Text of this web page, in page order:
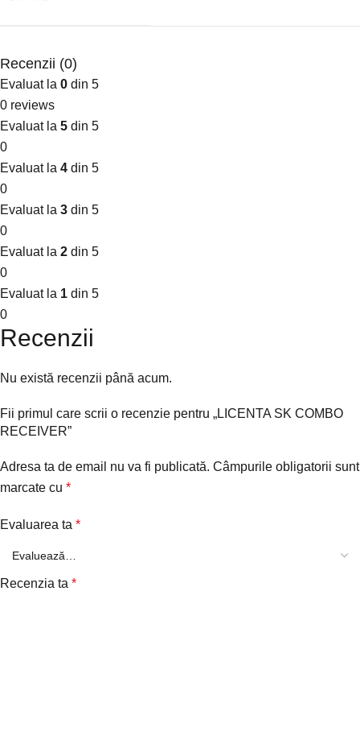
Recenzii (0)
Evaluat la 0 din 5
0 reviews
Evaluat la 5 din 5
0
Evaluat la 4 din 5
0
Evaluat la 3 din 5
0
Evaluat la 2 din 5
0
Evaluat la 1 din 5
0
Recenzii
Nu există recenzii până acum.
Fii primul care scrii o recenzie pentru „LICENTA SK COMBO
RECEIVER”
Adresa ta de email nu va fi publicată. Câmpurile obligatorii sunt
marcate cu *
Evaluarea ta *
Recenzia ta *